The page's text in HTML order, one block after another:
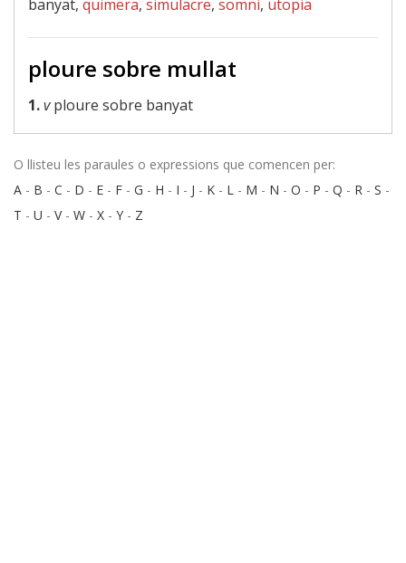
banyat, quimera, simulacre, somni, utopia
ploure sobre mullat
1.vploure sobre banyat
O llisteu les paraules o expressions que comencen per:
A - B - C - D - E - F - G - H - I - J - K - L - M - N - O - P - Q - R - S -
T - U - V- W - X - Y - Z